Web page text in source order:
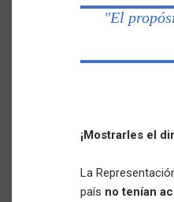
"El
¡Mostrarles el
La
país no tenían